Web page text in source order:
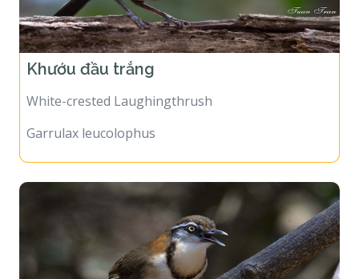
Khướu đầu trắng
White-crested Laughingthrush
Garrulax leucolophus